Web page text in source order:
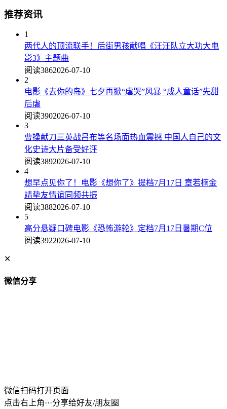
推荐资讯
1
两代人的顶流联手！后街男孩献唱《汪汪队立大功大电
影3》主题曲
阅读3862026-07-10
2
电影《去你的岛》七夕再掀“虐哭”风暴 “成人童话”先甜
后虐
阅读3902026-07-10
3
曹操献刀三英战吕布等名场面热血震撼 中国人自己的文
化史诗大片备受好评
阅读3892026-07-10
4
想早点见你了！电影《想你了》提档7月17日 章若楠金
靖挚友情谊同频共振
阅读3882026-07-10
5
高分悬疑口碑电影《恐怖游轮》定档7月17日暑期C位
阅读3922026-07-10
✕
微信分享
微信扫码打开页面
点击右上角···分享给好友/朋友圈